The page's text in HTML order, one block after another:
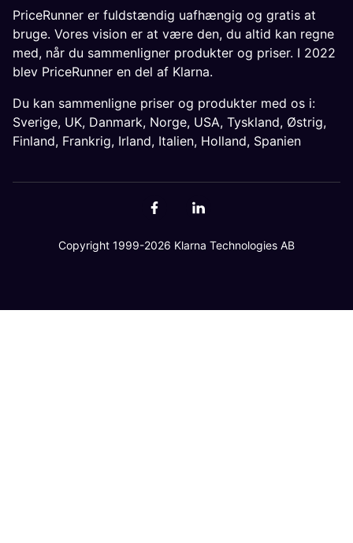
PriceRunner er fuldstændig uafhængig og gratis at
bruge. Vores vision er at være den, du altid kan regne
med, når du sammenligner produkter og priser. I 2022
blev PriceRunner en del af Klarna.
Du kan sammenligne priser og produkter med os i:
Sverige, UK, Danmark, Norge, USA, Tyskland, Østrig,
Finland, Frankrig, Irland, Italien, Holland, Spanien
Copyright 1999-2026 Klarna Technologies AB